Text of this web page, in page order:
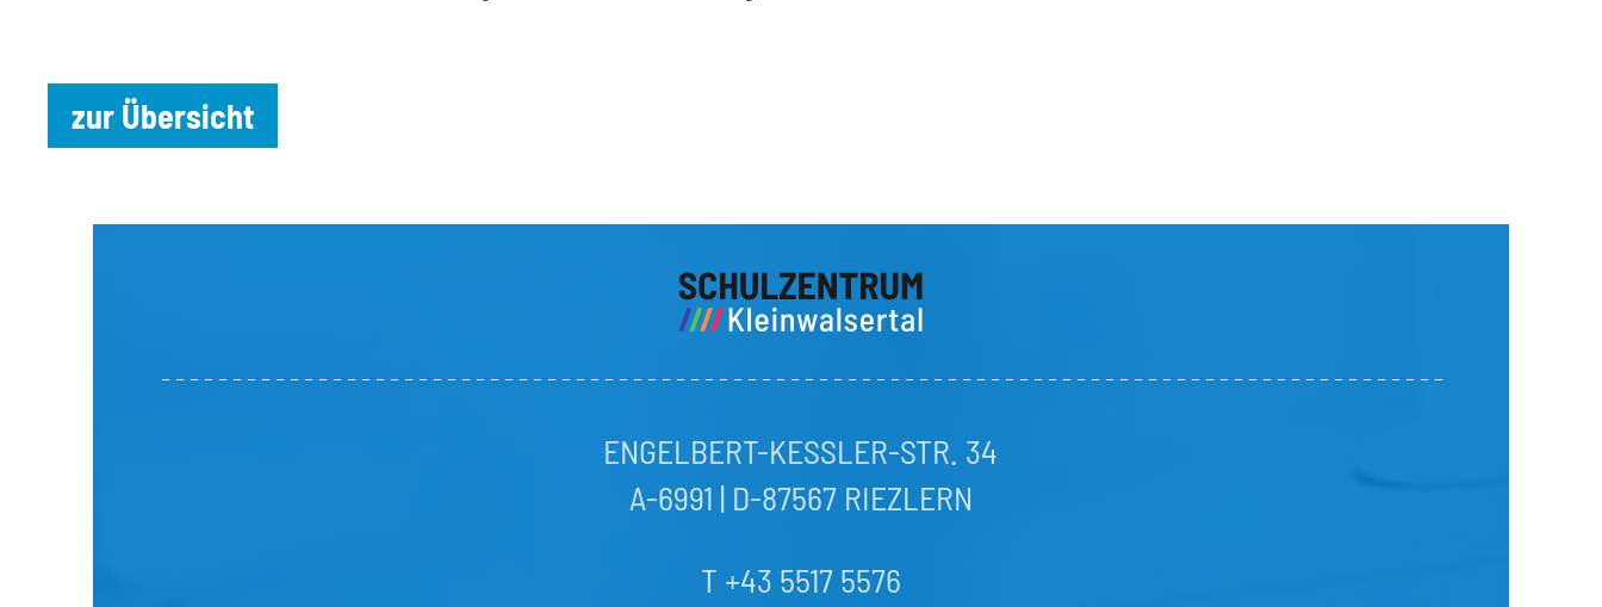
zur Übersicht
ENGELBERT-KESSLER-STR. 34
A-6991 | D-87567 RIEZLERN
T +43 5517 5576